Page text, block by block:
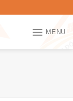
MENU